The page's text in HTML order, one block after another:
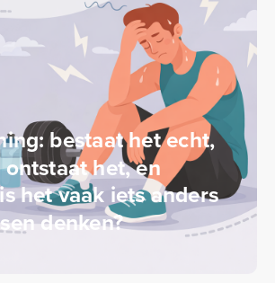
bestaat het echt,
het, en
het vaak iets anders
denken?